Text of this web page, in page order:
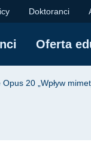
Doktoranci
Oferta
20 „Wpływ